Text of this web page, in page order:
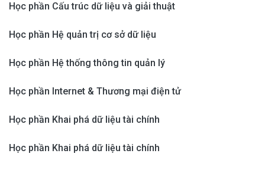
Học phần Cấu trúc dữ liệu và giải thuật
Học phần Hệ quản trị cơ sở dữ liệu
Học phần Hệ thống thông tin quản lý
Học phần Internet & Thương mại điện tử
Học phần Khai phá dữ liệu tài chính
Học phần Khai phá dữ liệu tài chính